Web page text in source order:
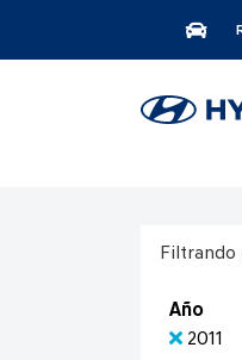
Filtrando
Año
2011